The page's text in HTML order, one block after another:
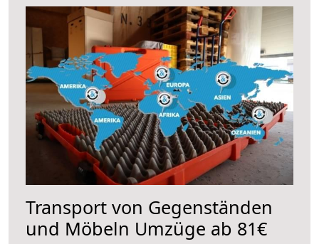
Transport von Gegenständen
und Möbeln Umzüge ab 81€